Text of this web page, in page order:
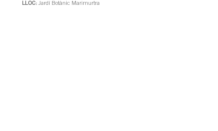
LLOC: Jardí Botànic Marimurtra